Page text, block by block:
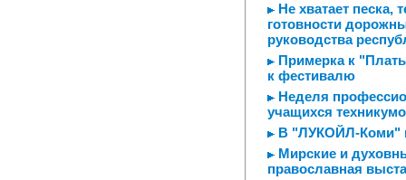
Не хватает песка,
готовности
руководства
Примерка к
к фестивалю
Неделя
учащихся
В "ЛУКОЙЛ-Коми"
Мирские и
православная